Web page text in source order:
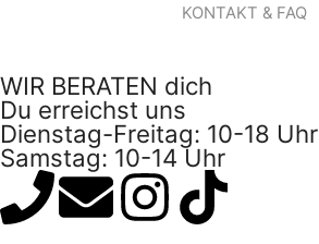
KONTAKT & FAQ
WIR BERATEN dich
Du erreichst uns
Dienstag-Freitag: 10-18 Uhr
Samstag: 10-14 Uhr